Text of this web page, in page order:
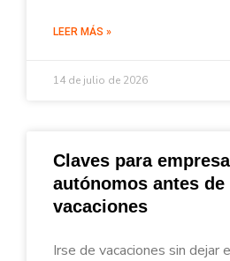
LEER MÁS »
14 de julio de 2026
Claves para
autónomos antes de
vacaciones
Irse de vacaciones sin dejar